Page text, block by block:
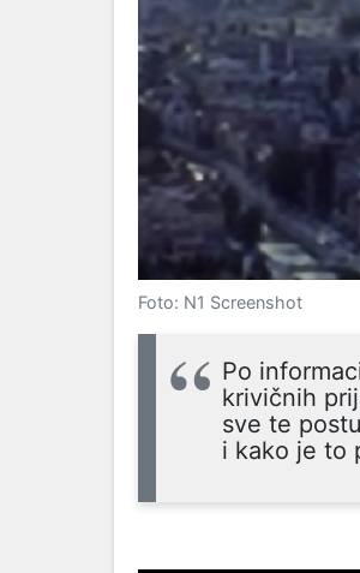
Foto: N1 Screenshot
Po
krivičnih
sve te
i kako je to